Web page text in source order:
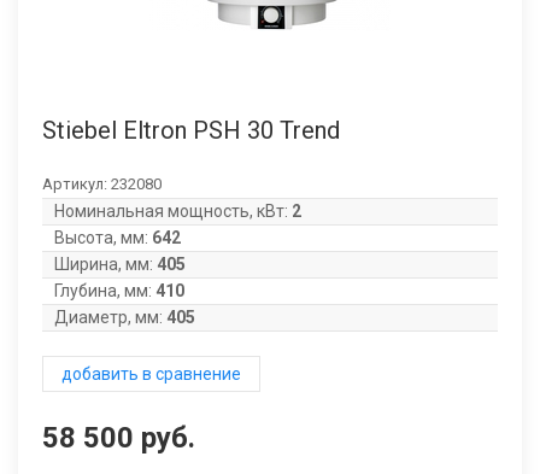
Stiebel Eltron PSH 30 Trend
Артикул: 232080
Номинальная мощность, кВт: 2
Высота, мм: 642
Ширина, мм: 405
Глубина, мм: 410
Диаметр, мм: 405
добавить в сравнение
58 500 руб.